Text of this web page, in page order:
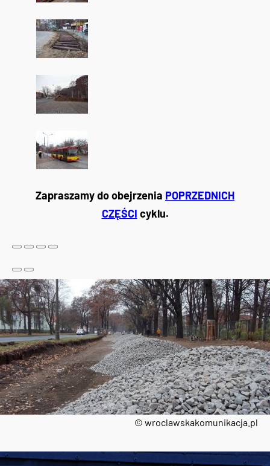
© wroclawskakomunikacja.pl
Zapraszamy do obejrzenia POPRZEDNICH
CZĘŚCI cyklu.